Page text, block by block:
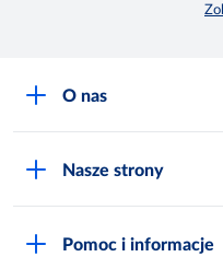
O nas
Nasze strony
Pomoc i informacje